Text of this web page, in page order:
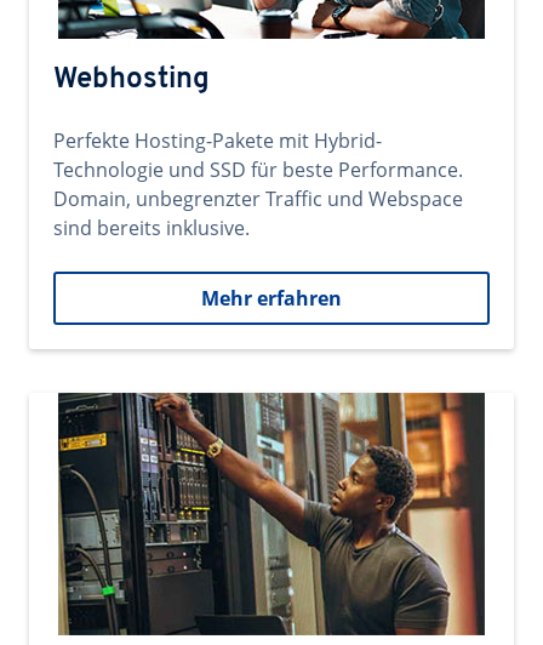
Webhosting
Perfekte Hosting-Pakete mit Hybrid-
Technologie und SSD für beste Performance.
Domain, unbegrenzter Traffic und Webspace
sind bereits inklusive.
Mehr erfahren